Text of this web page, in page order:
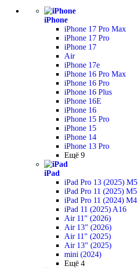
iPhone
iPhone 17 Pro Max
iPhone 17 Pro
iPhone 17
Air
iPhone 17e
iPhone 16 Pro Max
iPhone 16 Pro
iPhone 16 Plus
iPhone 16E
iPhone 16
iPhone 15 Pro
iPhone 15
iPhone 14
iPhone 13 Pro
Ещё 9
iPad
iPad Pro 13 (2025) M5
iPad Pro 11 (2025) M5
iPad Pro 11 (2024) M4
iPad 11 (2025) A16
Air 11" (2026)
Air 13" (2026)
Air 11" (2025)
Air 13" (2025)
mini (2024)
Ещё 4